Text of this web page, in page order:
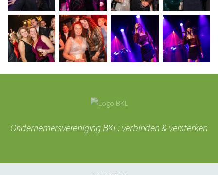
Ondernemersvereniging BKL: verbinden & versterken